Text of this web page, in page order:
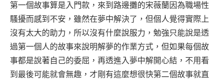
第一個故事算是入門款，來到路邊攤的宋薇蘭因為職場性
騷擾而感到不安，雖然在夢中解決了，但個人覺得實際上
沒有太大的助力，所以沒有什麼說服力，勉強只能說是透
過第一個人的故事來說明解夢的作業方式，但如果每個故
事都是說著自己的委屈，再透進入夢中解開心結，不用看
到最後可能就會無趣，才剛有這麼想很快第二個故事就直